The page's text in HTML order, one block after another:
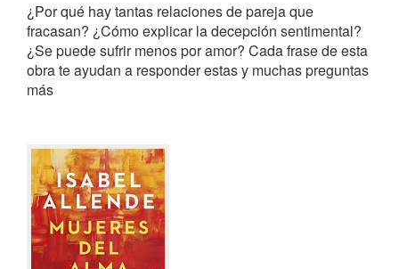
¿Por qué hay tantas relaciones de pareja que
fracasan? ¿Cómo explicar la decepción sentimental?
¿Se puede sufrir menos por amor? Cada frase de esta
obra te ayudan a responder estas y muchas preguntas
más